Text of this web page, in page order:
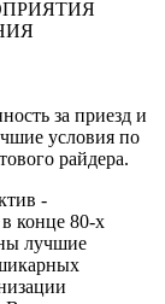
за приезд и
условия по
райдера.
-
конце 80-х
лучшие